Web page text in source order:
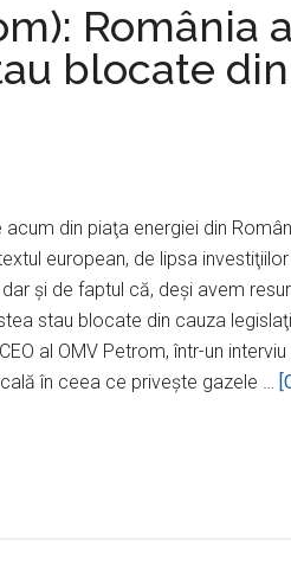
România
blocate
acum din piaţa energiei din
european, de lipsa
şi de faptul că, deşi avem
stau blocate din cauza
al OMV Petrom, într-un interviu
în ceea ce priveşte gazele …